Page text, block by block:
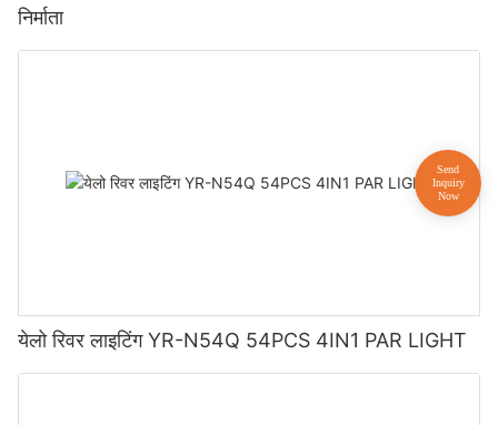
निर्माता
येलो रिवर लाइटिंग YR-N54Q 54PCS 4IN1 PAR LIGHT